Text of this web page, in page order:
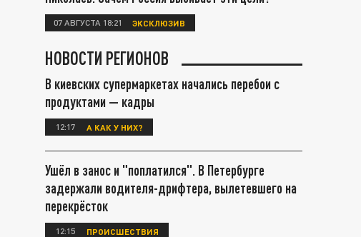
07 АВГУСТА 18:21 ЭКСКЛЮЗИВ
НОВОСТИ РЕГИОНОВ
В киевских супермаркетах начались перебои с
продуктами — кадры
12:17 А КАК У НИХ?
Ушёл в занос и "поплатился". В Петербурге
задержали водителя-дрифтера, вылетевшего на
перекрёсток
12:15 ПРОИСШЕСТВИЯ